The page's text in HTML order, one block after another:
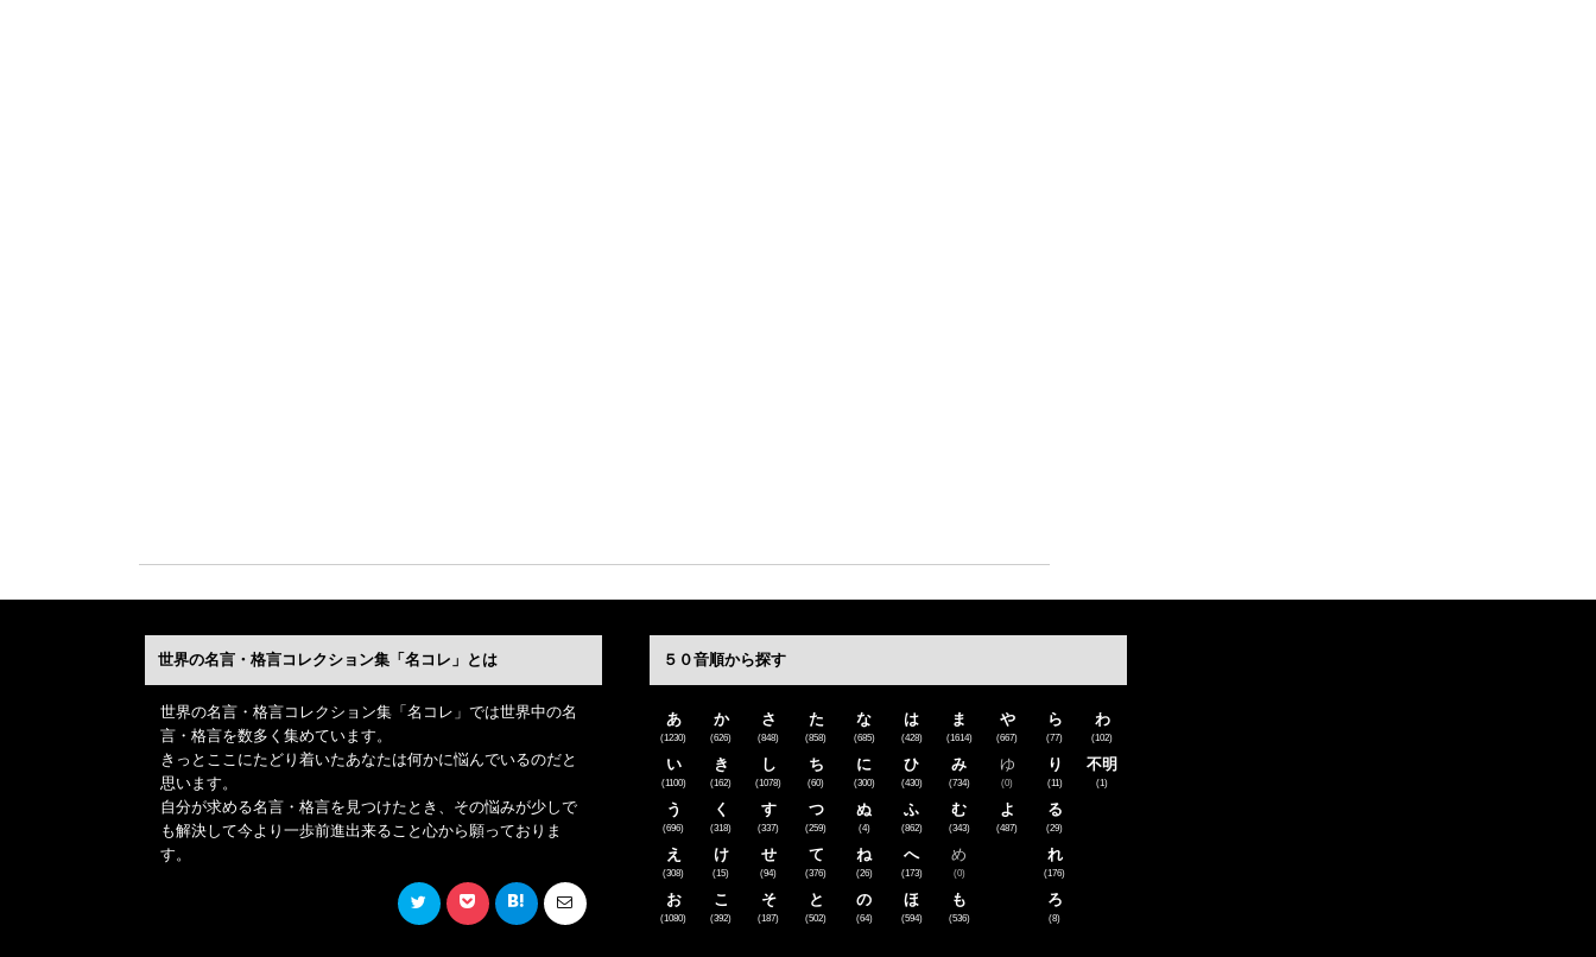
世界の名言・格言コレクション集「名コレ」とは
世界の名言・格言コレクション集「名コレ」では世界中の名
言・格言を数多く集めています。
きっとここにたどり着いたあなたは何かに悩んでいるのだと
思います。
自分が求める名言・格言を見つけたとき、その悩みが少しで
も解決して今より一歩前進出来ること心から願っておりま
す。
５０音順から探す
あ
(1230)
い
(1100)
う
(696)
え
(308)
お
(1080)
か
(626)
き
(162)
く
(318)
け
(15)
こ
(392)
さ
(848)
し
(1078)
す
(337)
せ
(94)
そ
(187)
た
(858)
ち
(60)
つ
(259)
て
(376)
と
(502)
な
(685)
に
(300)
ぬ
(4)
ね
(26)
の
(64)
は
(428)
ひ
(430)
ふ
(862)
へ
(173)
ほ
(594)
ま
(1614)
み
(734)
む
(343)
め
(0)
も
(536)
や
(667)
ゆ
(0)
よ
(487)
ら
(77)
り
(11)
る
(29)
れ
(176)
ろ
(8)
わ
(102)
不明
(1)